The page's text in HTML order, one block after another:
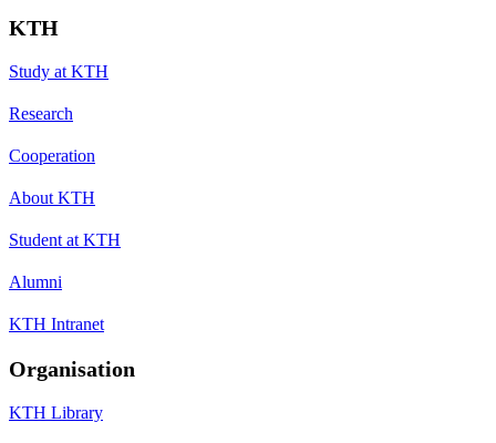
KTH
Study at KTH
Research
Cooperation
About KTH
Student at KTH
Alumni
KTH Intranet
Organisation
KTH Library